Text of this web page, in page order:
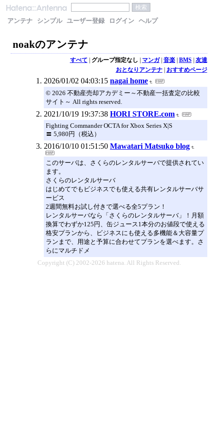
アンテナ シンプル ユーザー登録 ログイン ヘルプ
noakのアンテナ
すべて | グループ指定なし | マンガ| 音楽| BMS| 友達
おとなりアンテナ| おすすめページ
2026/01/02 04:03:15 nagai home
© 2026 不動産売却アカデミー～不動産一括査定の比較
サイト～ All rights reserved.
2021/10/19 19:37:38 HORI STORE.com
Fighting Commander OCTA for Xbox Series X|S
〓 5,980円（税込）
2016/10/10 01:51:50 Mawatari Matsuko blog
このサーバは、さくらのレンタルサーバで提供されてい
ます。
さくらのレンタルサーバ
はじめてでもビジネスでも使える共有レンタルサーバサ
ービス
2週間無料お試し付きで選べる全5プラン！
レンタルサーバなら「さくらのレンタルサーバ」！月額
換算でわずか125円、缶ジュース1本分のお値段で使える
格安プランから、ビジネスにも使える多機能＆大容量プ
ランまで、用途と予算に合わせてプランを選べます。さ
らにマルチドメ
Copyright (C) 2002-2026 hatena. All Rights Reserved.